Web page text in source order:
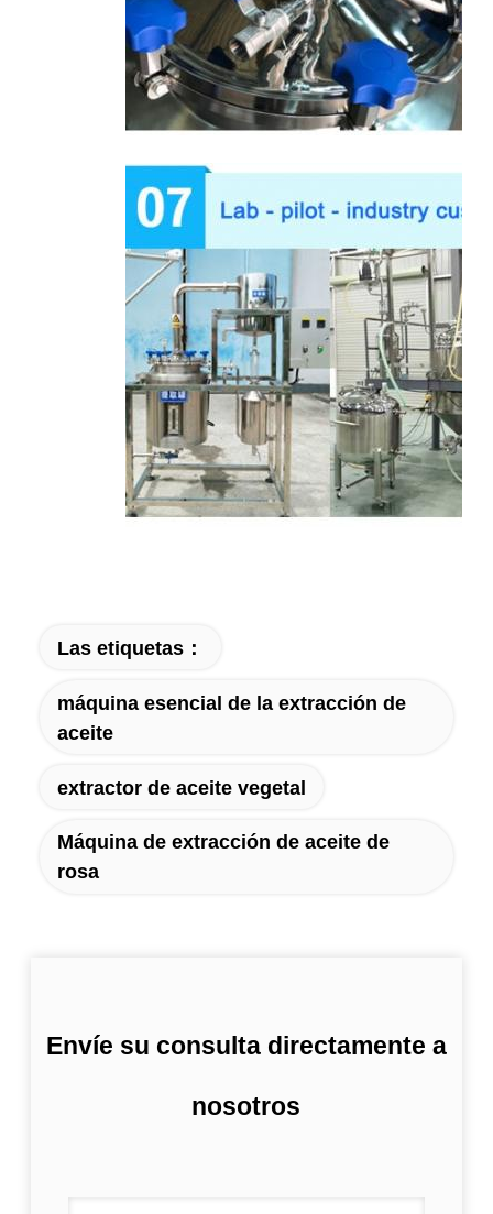
Las etiquetas：
máquina esencial de la extracción de
aceite
extractor de aceite vegetal
Máquina de extracción de aceite de
rosa
Envíe su consulta directamente a
nosotros